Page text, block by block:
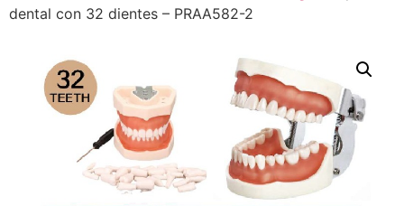
dental con 32 dientes – PRAA582-2